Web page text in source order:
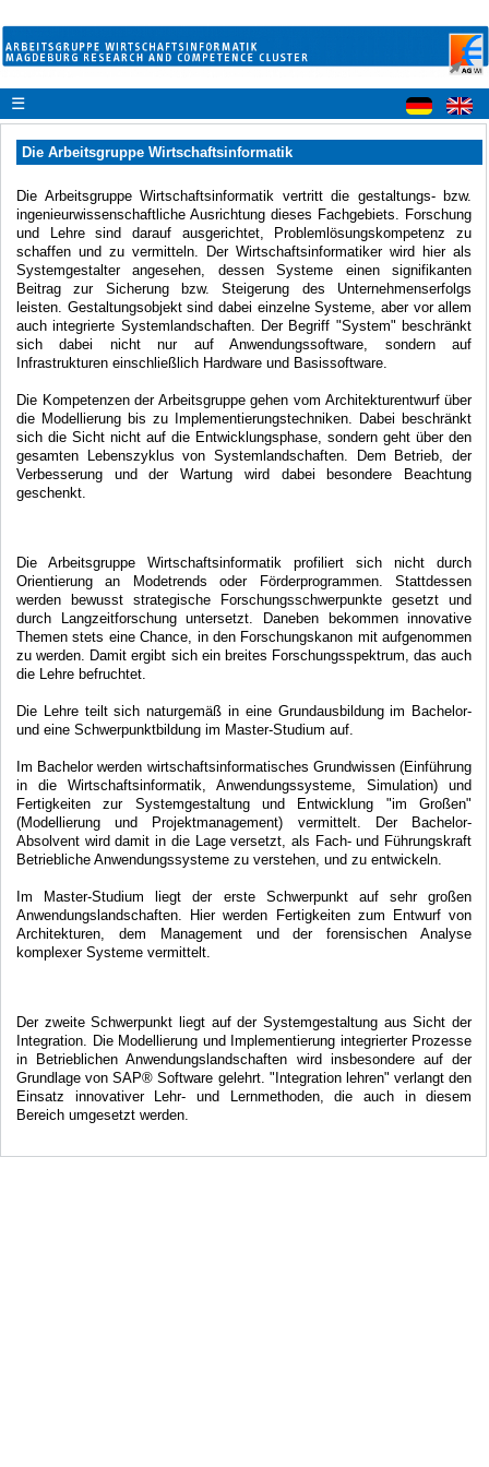
☰
Die Arbeitsgruppe Wirtschaftsinformatik
Die Arbeitsgruppe Wirtschaftsinformatik vertritt die gestaltungs- bzw.
ingenieurwissenschaftliche Ausrichtung dieses Fachgebiets. Forschung
und Lehre sind darauf ausgerichtet, Problemlösungskompetenz zu
schaffen und zu vermitteln. Der Wirtschaftsinformatiker wird hier als
Systemgestalter angesehen, dessen Systeme einen signifikanten
Beitrag zur Sicherung bzw. Steigerung des Unternehmenserfolgs
leisten. Gestaltungsobjekt sind dabei einzelne Systeme, aber vor allem
auch integrierte Systemlandschaften. Der Begriff "System" beschränkt
sich dabei nicht nur auf Anwendungssoftware, sondern auf
Infrastrukturen einschließlich Hardware und Basissoftware.
Die Kompetenzen der Arbeitsgruppe gehen vom Architekturentwurf über
die Modellierung bis zu Implementierungstechniken. Dabei beschränkt
sich die Sicht nicht auf die Entwicklungsphase, sondern geht über den
gesamten Lebenszyklus von Systemlandschaften. Dem Betrieb, der
Verbesserung und der Wartung wird dabei besondere Beachtung
geschenkt.
Die Arbeitsgruppe Wirtschaftsinformatik profiliert sich nicht durch
Orientierung an Modetrends oder Förderprogrammen. Stattdessen
werden bewusst strategische Forschungsschwerpunkte gesetzt und
durch Langzeitforschung untersetzt. Daneben bekommen innovative
Themen stets eine Chance, in den Forschungskanon mit aufgenommen
zu werden. Damit ergibt sich ein breites Forschungsspektrum, das auch
die Lehre befruchtet.
Die Lehre teilt sich naturgemäß in eine Grundausbildung im Bachelor-
und eine Schwerpunktbildung im Master-Studium auf.
Im Bachelor werden wirtschaftsinformatisches Grundwissen (Einführung
in die Wirtschaftsinformatik, Anwendungssysteme, Simulation) und
Fertigkeiten zur Systemgestaltung und Entwicklung "im Großen"
(Modellierung und Projektmanagement) vermittelt. Der Bachelor-
Absolvent wird damit in die Lage versetzt, als Fach- und Führungskraft
Betriebliche Anwendungssysteme zu verstehen, und zu entwickeln.
Im Master-Studium liegt der erste Schwerpunkt auf sehr großen
Anwendungslandschaften. Hier werden Fertigkeiten zum Entwurf von
Architekturen, dem Management und der forensischen Analyse
komplexer Systeme vermittelt.
Der zweite Schwerpunkt liegt auf der Systemgestaltung aus Sicht der
Integration. Die Modellierung und Implementierung integrierter Prozesse
in Betrieblichen Anwendungslandschaften wird insbesondere auf der
Grundlage von SAP® Software gelehrt. "Integration lehren" verlangt den
Einsatz innovativer Lehr- und Lernmethoden, die auch in diesem
Bereich umgesetzt werden.